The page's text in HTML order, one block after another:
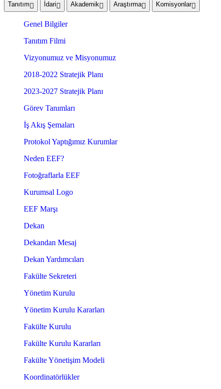
Tanıtım İdari Akademik Araştırma Komisyonlar
Genel Bilgiler
Tanıtım Filmi
Vizyonumuz ve Misyonumuz
2018-2022 Stratejik Planı
2023-2027 Stratejik Planı
Görev Tanımları
İş Akış Şemaları
Protokol Yaptığımız Kurumlar
Neden EEF?
Fotoğraflarla EEF
Kurumsal Logo
EEF Marşı
Dekan
Dekandan Mesaj
Dekan Yardımcıları
Fakülte Sekreteri
Yönetim Kurulu
Yönetim Kurulu Kararları
Fakülte Kurulu
Fakülte Kurulu Kararları
Fakülte Yönetişim Modeli
Koordinatörlükler